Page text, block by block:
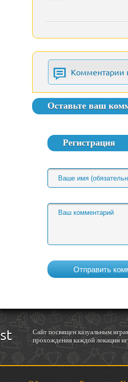
Комментарии
Оставьте ваш
Регистрация
Cайт посвящен казуальным
прохождения каждой локации